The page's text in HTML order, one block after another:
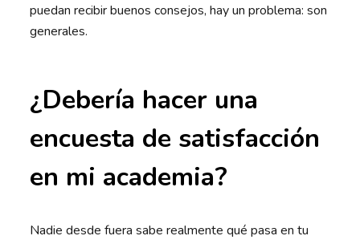
puedan recibir buenos consejos, hay un problema: son
generales.
¿Debería hacer una
encuesta de satisfacción
en mi academia?
Nadie desde fuera sabe realmente qué pasa en tu